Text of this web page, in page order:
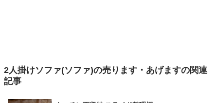
2人掛けソファ(ソファ)の売ります・あげますの関連
記事